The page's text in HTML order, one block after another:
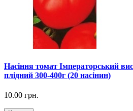
Насіння томат Імператорський
плідний 300-400г (20 насінин)
10.00 грн.